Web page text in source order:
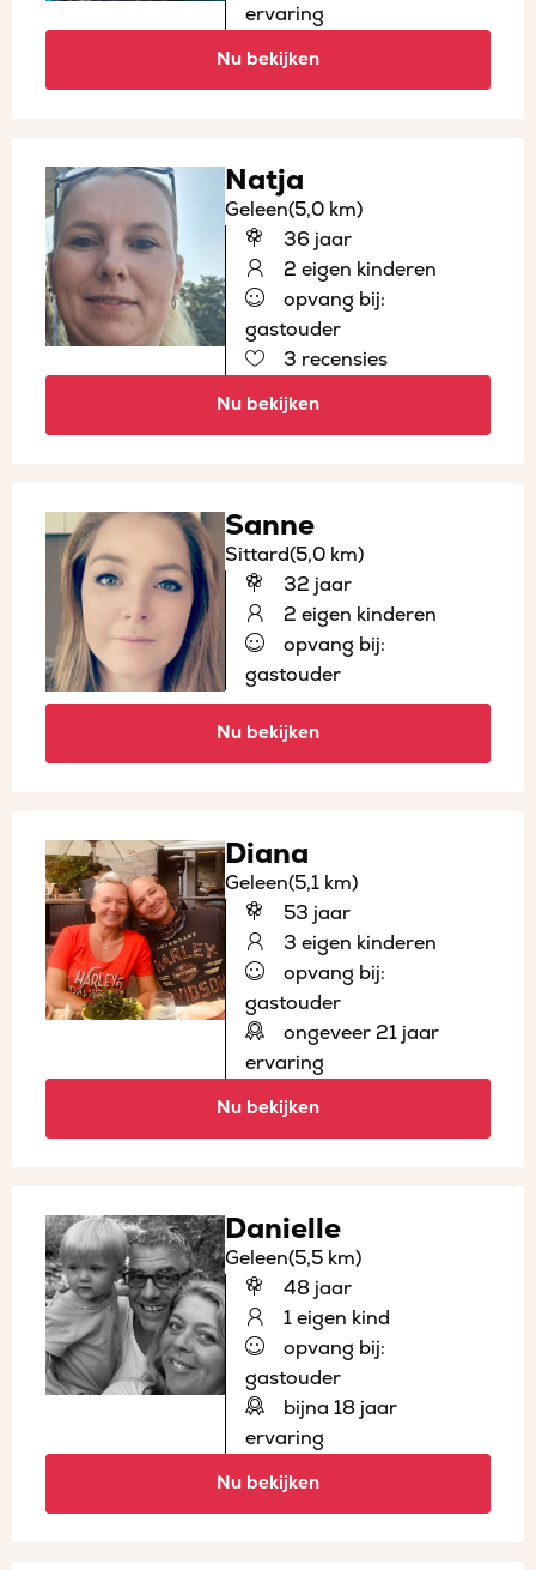
ervaring
Nu bekijken
Natja
Geleen(5,0 km)
36 jaar
2 eigen kinderen
opvang bij:
gastouder
3 recensies
Nu bekijken
Sanne
Sittard(5,0 km)
32 jaar
2 eigen kinderen
opvang bij:
gastouder
Nu bekijken
Diana
Geleen(5,1 km)
53 jaar
3 eigen kinderen
opvang bij:
gastouder
ongeveer 21 jaar
ervaring
Nu bekijken
Danielle
Geleen(5,5 km)
48 jaar
1 eigen kind
opvang bij:
gastouder
bijna 18 jaar
ervaring
Nu bekijken